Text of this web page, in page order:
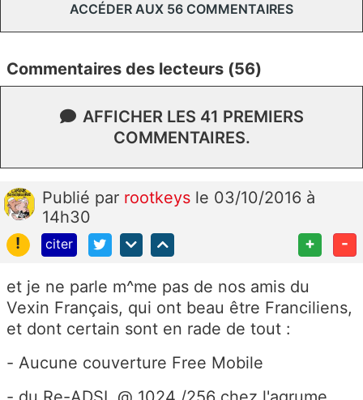
ACCÉDER AUX 56 COMMENTAIRES
Commentaires des lecteurs (56)
AFFICHER LES 41 PREMIERS
COMMENTAIRES.
Publié par rootkeys le 03/10/2016 à
14h30
!
citer + -
et je ne parle m^me pas de nos amis du
Vexin Français, qui ont beau être Franciliens,
et dont certain sont en rade de tout :
- Aucune couverture Free Mobile